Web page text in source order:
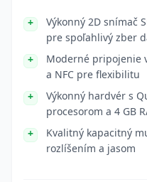
Výkonný 2D snímač
pre spoľahlivý zber
Moderné pripojenie
a NFC pre flexibilitu
Výkonný hardvér s
procesorom a 4 GB
Kvalitný kapacitný
rozlíšením a jasom